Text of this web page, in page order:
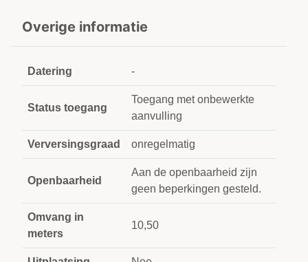
Overige informatie
Datering -
Status toegang
Toegang met onbewerkte
aanvulling
Verversingsgraad onregelmatig
Openbaarheid
Aan de openbaarheid zijn
geen beperkingen gesteld.
Omvang in
meters
10,50